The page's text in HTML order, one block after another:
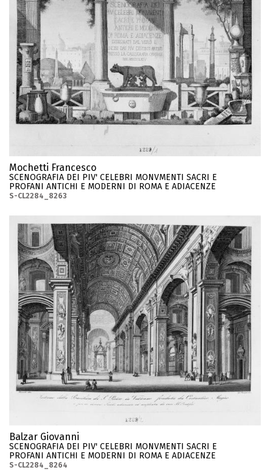
Mochetti Francesco
SCENOGRAFIA DEI PIV' CELEBRI MONVMENTI SACRI E
PROFANI ANTICHI E MODERNI DI ROMA E ADIACENZE
S-CL2284_8263
Balzar Giovanni
SCENOGRAFIA DEI PIV' CELEBRI MONVMENTI SACRI E
PROFANI ANTICHI E MODERNI DI ROMA E ADIACENZE
S-CL2284_8264